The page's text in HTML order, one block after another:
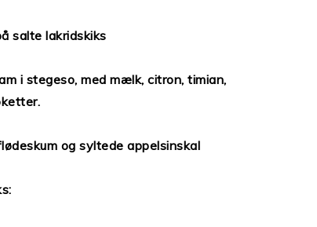
salte lakridskiks
i stegeso, med mælk, citron, timian,
og syltede appelsinskal